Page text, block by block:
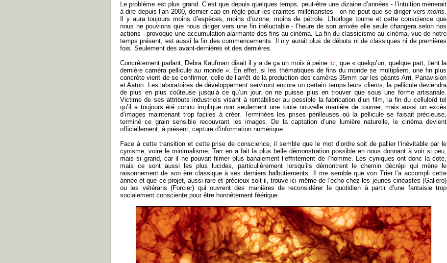
Le problème est plus grand. C’est que depuis quelques temps, peut-être une dizaine d’années - l’intuition mènerait
à dire depuis l’an 2000, dernier cap en règle pour les craintes millénaristes - on ne peut que se diriger vers moins.
Il y aura toujours moins d’espèces, moins d’ozone, moins de pétrole. L’horloge tourne et cette conscience que
nous ne pouvions que nous diriger vers une fin inéluctable - l’heure de son arrivée elle seule changera selon nos
actions - provoque une accumulation alarmante des fins au cinéma. La fin du classicisme au cinéma, vue de notre
temps présent, est aussi la fin des commencements. Il n’y aurait plus de débuts ni de classiques ni de premières
fois. Seulement des avant-dernières et des dernières.
Concrètement parlant, Debra Kaufman disait il y a de ça un mois à peine ici, que « quelqu’un, quelque part, tient la
dernière caméra pellicule au monde ». En effet, si les thématiques de fins du monde se multiplient, une fin plus
concrète vient de se confirmer, celle de l’arrêt de la production des caméras 35mm par les géants Arri, Panavision
et Aaton. Les laboratoires de développement serviront encore un certain temps leurs clients, la pellicule deviendra
de plus en plus coûteuse jusqu’à ce qu’un jour, on ne puisse plus en trouver que sous une forme artisanale.
Victime de ses attributs industriels visant à rentabiliser au possible la fabrication d’un film, la fin du celluloïd tel
qu’il a toujours été connu implique non seulement une toute nouvelle manière de tourner, mais aussi un excès
d’images maintenant trop faciles à créer. Terminées les prises périlleuses où la pellicule se faisait précieuse,
terminé ce grain sensible recouvrant les images. De la captation d’une lumière naturelle, le cinéma devient
officiellement, à présent, capture d’information numérique.
Face à cette transition et cette prise de conscience, il semble que le mot d’ordre soit de pallier l’inévitable par le
cynisme, voire le minimalisme; Tarr en a fait la plus belle démonstration possible en nous donnant à voir si peu,
mais si grand, car il ne pouvait filmer plus banalement l’effritement de l’homme. Les cyniques ont donc la cote,
mais ce sont aussi les plus lucides, particulièrement lorsqu’ils démontrent le chemin décrépi qui mène le
raisonnement de son ère classique à ses derniers balbutiements. Il me semble que von Trier l’a accompli cette
année et que ce projet, aussi rare et précieux soit-il, trouve ici même de l’écho chez les jeunes cinéastes (Galiero)
ou les vétérans (Forcier) qui ouvrent des manières de reconsidérer le quotidien à partir d’une fantaisie trop
socialement consciente pour être honnêtement féérique.